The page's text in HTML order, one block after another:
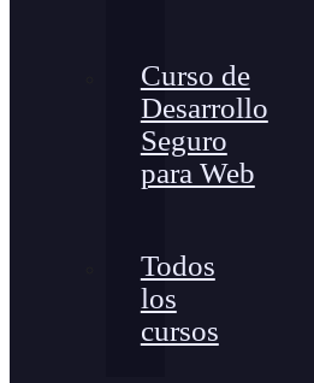
Curso de
Desarrollo
Seguro
para Web
Todos
los
cursos